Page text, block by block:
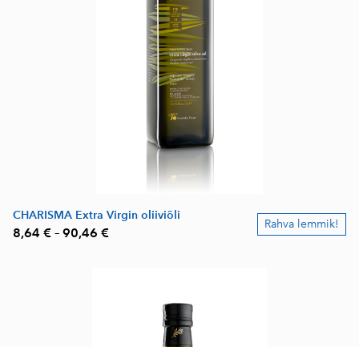
CHARISMA Extra Virgin oliiviõli
8,64 € – 90,46 €
Rahva lemmik!